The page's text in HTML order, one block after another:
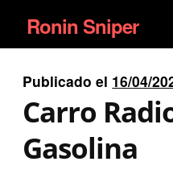
Ir
a
la
navegación
Ir
al
contenido
Ronin Sniper
EQUIPAMIENTO ÉLITE
Publicado el 16/04/
Carro
Gasolina